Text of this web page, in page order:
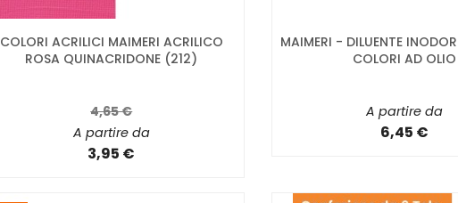
COLORI ACRILICI MAIMERI ACRILICO
ROSA QUINACRIDONE (212)
4,65 €
A partire da
3,95 €
MAIMERI - DILUENTE
COLORI AD OLIO
A partire da
6,45 €